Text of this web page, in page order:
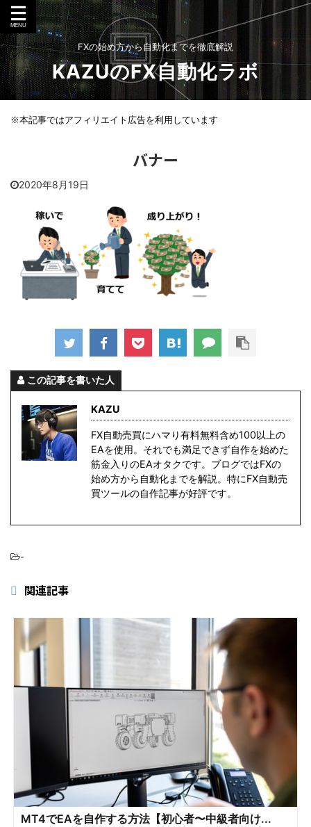
FXの始め方から自動化までを徹底解説
KAZUのFX自動化ラボ
※本記事ではアフィリエイト広告を利用しています
バナー
2020年8月19日
この記事を書いた人
KAZU
FX自動売買にハマり有料無料含め100以上の
EAを使用。それでも満足できず自作を始めた
筋金入りのEAオタクです。ブログではFXの
始め方から自動化までを解説。特にFX自動売
買ツールの自作記事が好評です。
-
関連記事
MT4でEAを自作する方法【初心者〜中級者向け...